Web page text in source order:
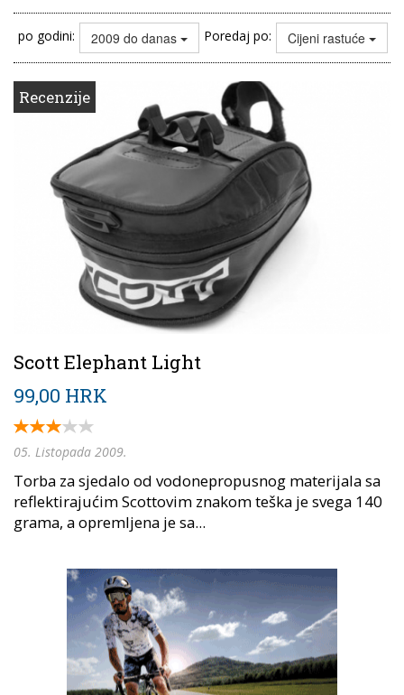
po godini: 2009 do danas Poredaj po: Cijeni rastuće
Recenzije
Scott Elephant Light
99,00 HRK
05. Listopada 2009.
Torba za sjedalo od vodonepropusnog materijala sa
reflektirajućim Scottovim znakom teška je svega 140
grama, a opremljena je sa...